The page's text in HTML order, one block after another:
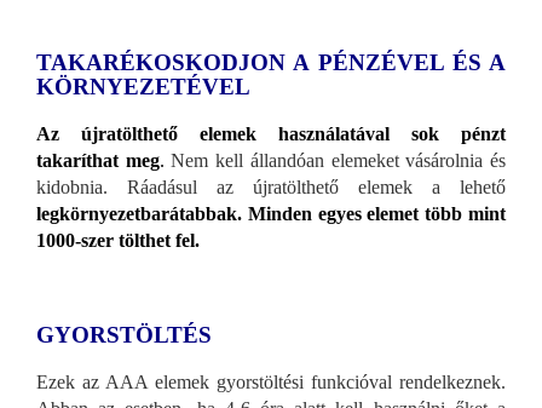
TAKARÉKOSKODJON A PÉNZÉVEL ÉS A
KÖRNYEZETÉVEL
Az újratölthető elemek használatával sok pénzt
takaríthat meg. Nem kell állandóan elemeket vásárolnia és
kidobnia. Ráadásul az újratölthető elemek a lehető
legkörnyezetbarátabbak. Minden egyes elemet több mint
1000-szer tölthet fel.
GYORSTÖLTÉS
Ezek az AAA elemek gyorstöltési funkcióval rendelkeznek.